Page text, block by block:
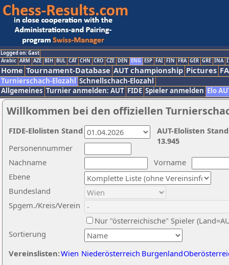
Logged on: Gast
Arabic ARM AZE BIH BUL CAT CHN CRO CZE DEN ENG ESP FAI FIN FRA GER GRE INA
Home Tournament-Database AUT championship Pictures
Turnierschach-Elozahl Schnellschach-Elozahl
Allgemeines Turnier anmelden: AUT FIDE Spieler anmelden Elo
Willkommen bei den offiziellen
Nachname
Vorname
Ebene
Sortierung
Personennummer
Bundesland
Spgem./Kreis/Verein
Nur "österreichische" Spieler
Vereinslisten:Wien Niederösterreich Burgenland
AUT-Elolisten
13.945
FIDE-Elolisten Stand